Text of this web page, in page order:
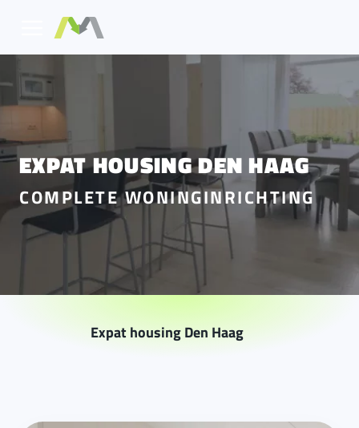
EXPAT HOUSING DEN HAAG
COMPLETE WONINGINRICHTING
Expat housing Den Haag